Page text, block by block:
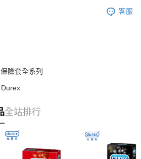
客服
保險套全系列
全站排行